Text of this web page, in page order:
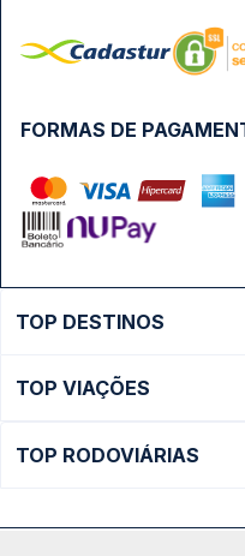
FORMAS DE
TOP DESTINOS
Ônibus São Paulo
TOP VIAÇÕES
TOP RODOVIÁRIAS